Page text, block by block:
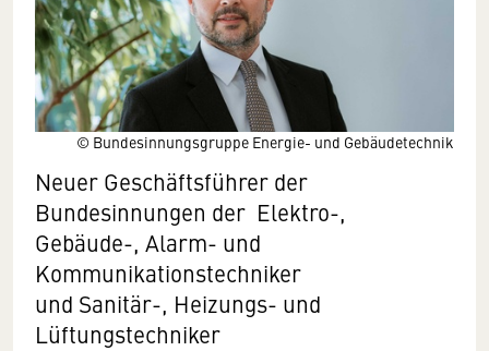
© Bundesinnungsgruppe Energie- und Gebäudetechnik
Neuer Geschäftsführer der
Bundesinnungen der Elektro-,
Gebäude-, Alarm- und
Kommunikationstechniker
und Sanitär-, Heizungs- und
Lüftungstechniker